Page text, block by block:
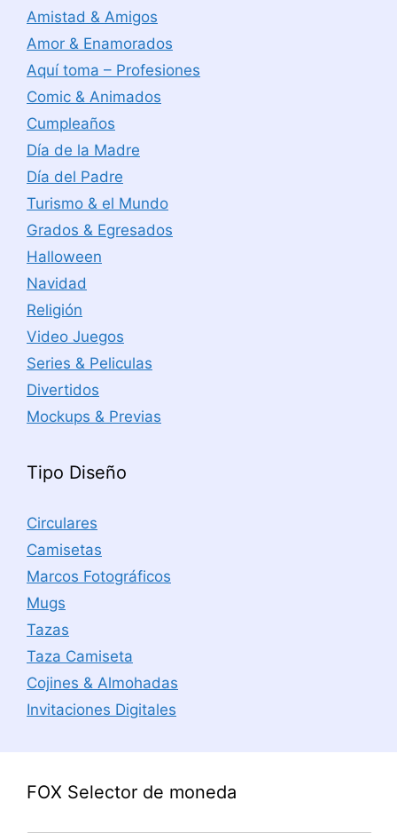
Amistad & Amigos
Amor & Enamorados
Aquí toma – Profesiones
Comic & Animados
Cumpleaños
Día de la Madre
Día del Padre
Turismo & el Mundo
Grados & Egresados
Halloween
Navidad
Religión
Video Juegos
Series & Peliculas
Divertidos
Mockups & Previas
Tipo Diseño
Circulares
Camisetas
Marcos Fotográficos
Mugs
Tazas
Taza Camiseta
Cojines & Almohadas
Invitaciones Digitales
FOX Selector de moneda